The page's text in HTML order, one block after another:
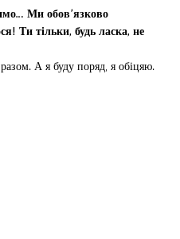
Ми обов’язково
Ти тільки, будь ласка, не
А я буду поряд, я обіцяю.